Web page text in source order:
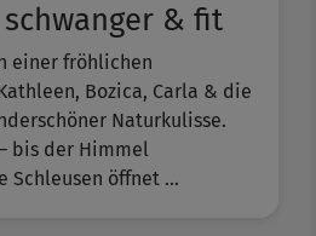
& fit
einer fröhlichen
Bozica, Carla & die
Naturkulisse.
bis der Himmel
Schleusen öffnet ...